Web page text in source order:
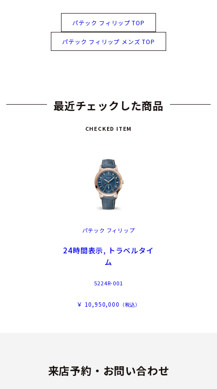
パテック フィリップ TOP
パテック フィリップ メンズ TOP
最近チェックした商品
CHECKED ITEM
パテック フィリップ
24時間表示, トラベルタイ
ム
5224R-001
￥ 10,950,000 （税込）
来店予約・お問い合わせ